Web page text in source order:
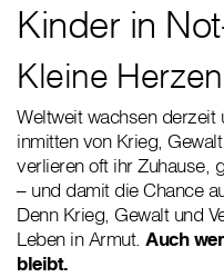
Kinder in
Kleine
Weltweit wachsen derzeit
inmitten von Krieg,
verlieren oft ihr Zuhause,
– und damit die Chance
Denn Krieg, Gewalt und
Leben in Armut. Auch
bleibt.